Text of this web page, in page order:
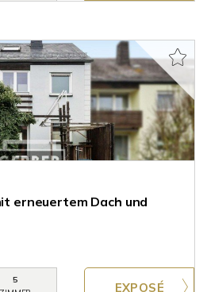
erneuertem Dach und
5